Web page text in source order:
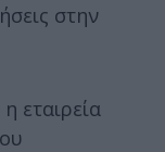
στην
εταιρεία